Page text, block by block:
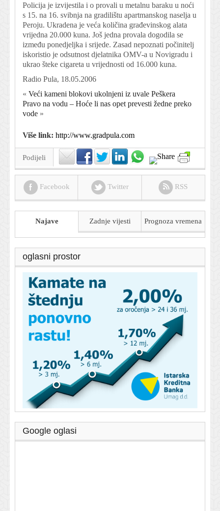
Policija je izvijestila i o provali u metalnu baraku u noći
s 15. na 16. svibnja na gradilištu apartmanskog naselja u
Peroju. Ukradena je veća količina građevinskog alata
vrijedna 20.000 kuna. Još jedna provala dogodila se
između ponedjeljka i srijede. Zasad nepoznati počinitelj
iskoristio je odsutnost djelatnika OMV-a u Novigradu i
ukrao šteke cigareta u vrijednosti od 16.000 kuna.
Radio Pula, 18.05.2006
« Veći kameni blokovi ukolnjeni iz uvale Peškera
Pravo na vodu – Hoće li nas opet prevesti žedne preko
vode »
Više link: http://www.gradpula.com
Podijeli
Facebook Twitter RSS
Najave Zadnje vijesti Prognoza vremena
oglasni prostor
Google oglasi